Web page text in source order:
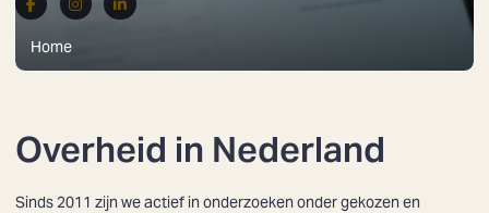
Home
Overheid in Nederland
Sinds 2011 zijn we actief in onderzoeken onder gekozen en